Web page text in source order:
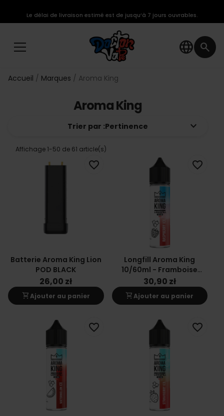
language search
Le délai de livraison estimé est de jusqu’à 7 jours ouvrables.
Accueil Marques Aroma King
Aroma King
Trier par :Pertinence keyboard_arrow_down
Affichage 1-50 de 61 article(s)
Batterie Aroma King Lion
POD BLACK
26,00 zł
shopping_cartAjouter au panier
favorite_border
Longfill Aroma King
10/60ml - Framboise
Glacée
30,90 zł
shopping_cartAjouter au panier
favorite_border
favorite_border favorite_border